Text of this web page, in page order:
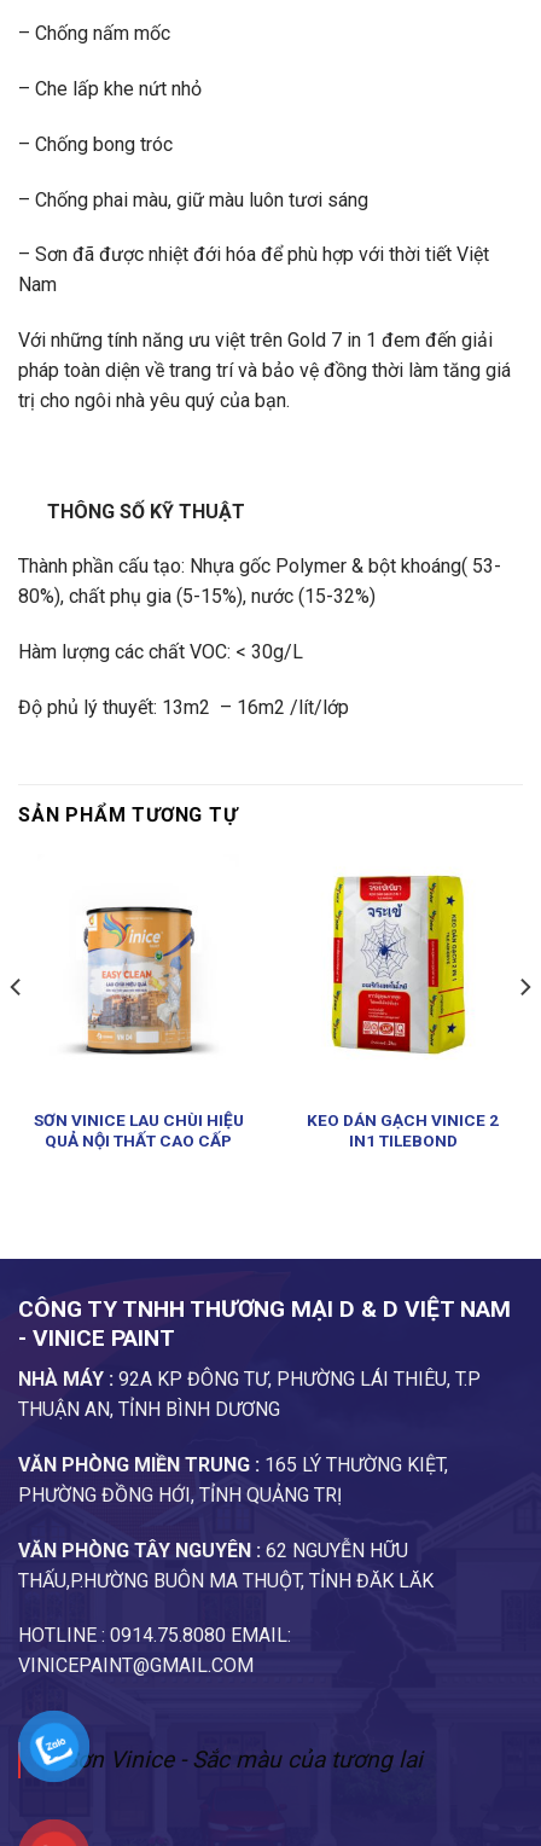
– Chống nấm mốc
– Che lấp khe nứt nhỏ
– Chống bong tróc
– Chống phai màu, giữ màu luôn tươi sáng
– Sơn đã được nhiệt đới hóa để phù hợp với thời tiết Việt
Nam
Với những tính năng ưu việt trên Gold 7 in 1 đem đến giải
pháp toàn diện về trang trí và bảo vệ đồng thời làm tăng giá
trị cho ngôi nhà yêu quý của bạn.
THÔNG SỐ KỸ THUẬT
Thành phần cấu tạo: Nhựa gốc Polymer & bột khoáng( 53-
80%), chất phụ gia (5-15%), nước (15-32%)
Hàm lượng các chất VOC: < 30g/L
Độ phủ lý thuyết: 13m2 – 16m2 /lít/lớp
SẢN PHẨM TƯƠNG TỰ
SƠN VINICE LAU CHÙI HIỆU
QUẢ NỘI THẤT CAO CẤP
KEO DÁN GẠCH VINICE 2
IN1 TILEBOND
CÔNG TY TNHH THƯƠNG MẠI D & D VIỆT NAM
- VINICE PAINT
NHÀ MÁY : 92A KP ĐÔNG TƯ, PHƯỜNG LÁI THIÊU, T.P
THUẬN AN, TỈNH BÌNH DƯƠNG
VĂN PHÒNG MIỀN TRUNG : 165 LÝ THƯỜNG KIỆT,
PHƯỜNG ĐỒNG HỚI, TỈNH QUẢNG TRỊ
VĂN PHÒNG TÂY NGUYÊN : 62 NGUYỄN HỮU
THẤU,P.HƯỜNG BUÔN MA THUỘT, TỈNH ĐĂK LĂK
HOTLINE : 0914.75.8080 EMAIL:
VINICEPAINT@GMAIL.COM
Sơn Vinice - Sắc màu của tương lai